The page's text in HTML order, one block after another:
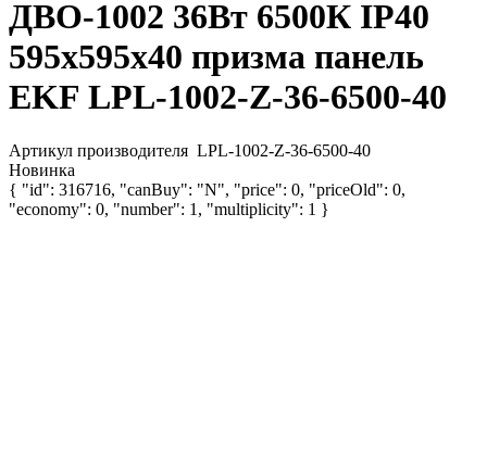
ДВО-1002 36Вт 6500К IP40
595х595х40 призма панель
EKF LPL-1002-Z-36-6500-40
Артикул производителя LPL-1002-Z-36-6500-40
Новинка
{ "id": 316716, "canBuy": "N", "price": 0, "priceOld": 0,
"economy": 0, "number": 1, "multiplicity": 1 }